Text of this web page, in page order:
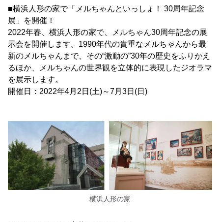
■横浜人形の家で「メルちゃんといっしょ！ 30周年記念
展」を開催！
2022年春、横浜人形の家で、メルちゃん30周年記念の展
示会を開催します。1990年代の貴重なメルちゃんから最
新のメルちゃんまで、その“激動の”30年の歴史をふりかえ
るほか、メルちゃんの世界観を立体的に表現したジオラマ
を展示します。
開催日：2022年4月2日(土)～7月3日(日)
横浜人形の家